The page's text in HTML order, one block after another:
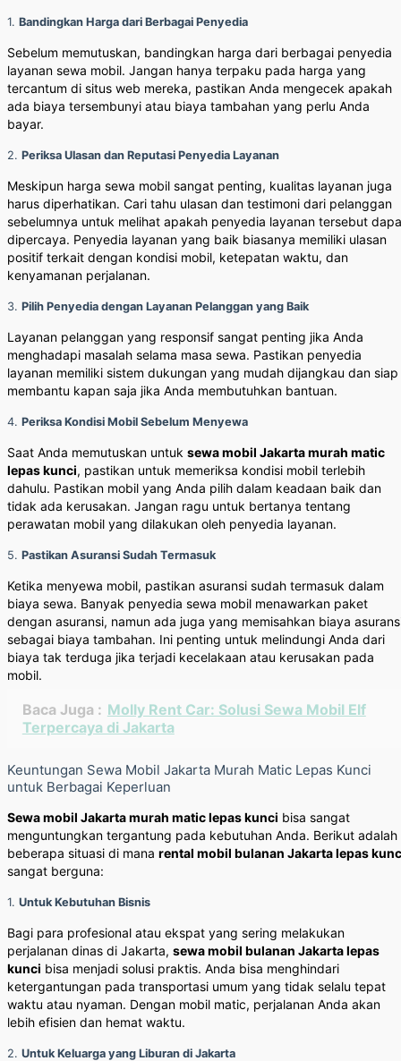
1. Bandingkan Harga dari Berbagai Penyedia
Sebelum memutuskan, bandingkan harga dari berbagai penyedia
layanan sewa mobil. Jangan hanya terpaku pada harga yang
tercantum di situs web mereka, pastikan Anda mengecek apakah
ada biaya tersembunyi atau biaya tambahan yang perlu Anda
bayar.
2. Periksa Ulasan dan Reputasi Penyedia Layanan
Meskipun harga sewa mobil sangat penting, kualitas layanan juga
harus diperhatikan. Cari tahu ulasan dan testimoni dari pelanggan
sebelumnya untuk melihat apakah penyedia layanan tersebut
dipercaya. Penyedia layanan yang baik biasanya memiliki ulasan
positif terkait dengan kondisi mobil, ketepatan waktu, dan
kenyamanan perjalanan.
3. Pilih Penyedia dengan Layanan Pelanggan yang Baik
Layanan pelanggan yang responsif sangat penting jika Anda
menghadapi masalah selama masa sewa. Pastikan penyedia
layanan memiliki sistem dukungan yang mudah dijangkau dan siap
membantu kapan saja jika Anda membutuhkan bantuan.
4. Periksa Kondisi Mobil Sebelum Menyewa
Saat Anda memutuskan untuk sewa mobil Jakarta murah matic
lepas kunci, pastikan untuk memeriksa kondisi mobil terlebih
dahulu. Pastikan mobil yang Anda pilih dalam keadaan baik dan
tidak ada kerusakan. Jangan ragu untuk bertanya tentang
perawatan mobil yang dilakukan oleh penyedia layanan.
5. Pastikan Asuransi Sudah Termasuk
Ketika menyewa mobil, pastikan asuransi sudah termasuk dalam
biaya sewa. Banyak penyedia sewa mobil menawarkan paket
dengan asuransi, namun ada juga yang memisahkan biaya
sebagai biaya tambahan. Ini penting untuk melindungi Anda dari
biaya tak terduga jika terjadi kecelakaan atau kerusakan pada
mobil.
Baca Juga : Molly Rent Car: Solusi Sewa Mobil Elf
Terpercaya di Jakarta
Keuntungan Sewa Mobil Jakarta Murah Matic Lepas Kunci
untuk Berbagai Keperluan
Sewa mobil Jakarta murah matic lepas kunci bisa sangat
menguntungkan tergantung pada kebutuhan Anda. Berikut adalah
beberapa situasi di mana rental mobil bulanan Jakarta lepas
sangat berguna:
1. Untuk Kebutuhan Bisnis
Bagi para profesional atau ekspat yang sering melakukan
perjalanan dinas di Jakarta, sewa mobil bulanan Jakarta lepas
kunci bisa menjadi solusi praktis. Anda bisa menghindari
ketergantungan pada transportasi umum yang tidak selalu tepat
waktu atau nyaman. Dengan mobil matic, perjalanan Anda akan
lebih efisien dan hemat waktu.
2. Untuk Keluarga yang Liburan di Jakarta